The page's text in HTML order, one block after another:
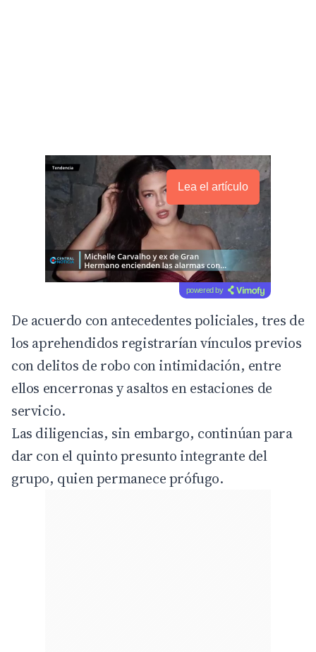
Lea el artículo
powered by
De acuerdo con antecedentes policiales, tres de
los aprehendidos registrarían vínculos previos
con delitos de robo con intimidación, entre
ellos encerronas y asaltos en estaciones de
servicio.
Las diligencias, sin embargo, continúan para
dar con el quinto presunto integrante del
grupo, quien permanece prófugo.